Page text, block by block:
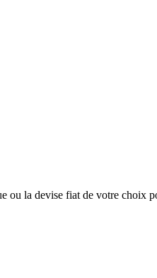
ou la devise fiat de votre choix